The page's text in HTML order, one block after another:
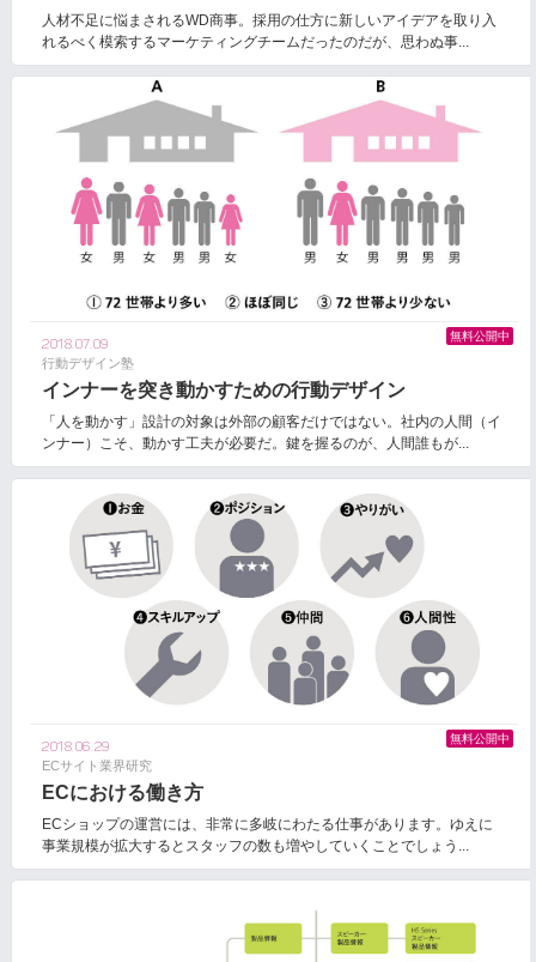
人材不足に悩まされるWD商事。採用の仕方に新しいアイデアを取り入
れるべく模索するマーケティングチームだったのだが、思わぬ事...
2018.07.09
行動デザイン塾
インナーを突き動かすための行動デザイン
「人を動かす」設計の対象は外部の顧客だけではない。社内の人間（イ
ンナー）こそ、動かす工夫が必要だ。鍵を握るのが、人間誰もが...
無料公開中
2018.06.29
ECサイト業界研究
ECにおける働き方
ECショップの運営には、非常に多岐にわたる仕事があります。ゆえに
事業規模が拡大するとスタッフの数も増やしていくことでしょう...
無料公開中